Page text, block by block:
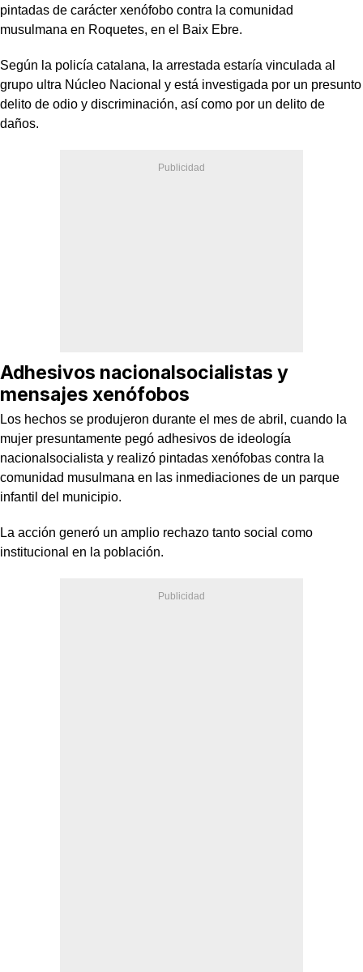
pintadas de carácter xenófobo contra la comunidad
musulmana en Roquetes, en el Baix Ebre.
Según la policía catalana, la arrestada estaría vinculada al
grupo ultra Núcleo Nacional y está investigada por un presunto
delito de odio y discriminación, así como por un delito de
daños.
Adhesivos nacionalsocialistas y
mensajes xenófobos
Los hechos se produjeron durante el mes de abril, cuando la
mujer presuntamente pegó adhesivos de ideología
nacionalsocialista y realizó pintadas xenófobas contra la
comunidad musulmana en las inmediaciones de un parque
infantil del municipio.
La acción generó un amplio rechazo tanto social como
institucional en la población.